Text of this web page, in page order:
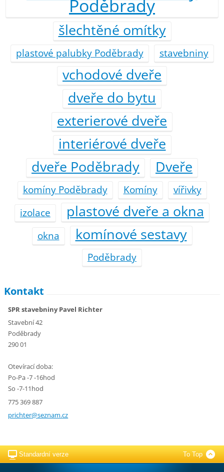
Poděbrady
šlechtěné omítky
plastové palubky Poděbrady stavebniny
vchodové dveře
dveře do bytu
exterierové dveře
interiérové dveře
dveře Poděbrady
Dveře
komíny Poděbrady Komíny
vířivky
izolace
plastové dveře a okna
okna komínové sestavy
Poděbrady
Kontakt
SPR stavebniny Pavel Richter
Stavební 42
Poděbrady
290 01
Otevírací doba:
Po-Pa -7 -16hod
So -7-11hod
775 369 887
prichter@seznam.cz
Standardní verze To Top